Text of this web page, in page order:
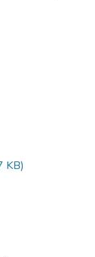
KB)